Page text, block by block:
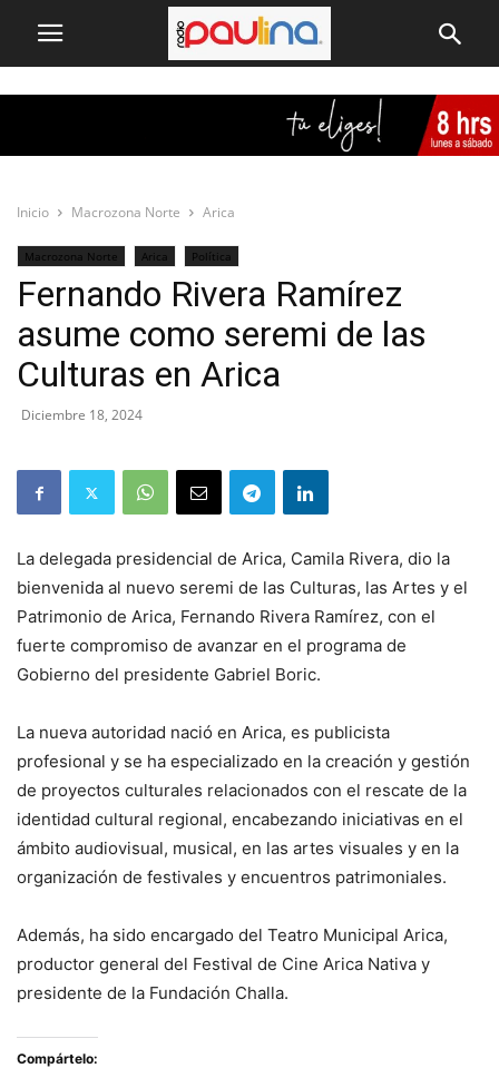
Inicio Macrozona Norte Arica
Macrozona Norte Arica Política
Fernando Rivera Ramírez
asume como seremi de las
Culturas en Arica
Diciembre 18, 2024
La delegada presidencial de Arica, Camila Rivera, dio la
bienvenida al nuevo seremi de las Culturas, las Artes y el
Patrimonio de Arica, Fernando Rivera Ramírez, con el
fuerte compromiso de avanzar en el programa de
Gobierno del presidente Gabriel Boric.
La nueva autoridad nació en Arica, es publicista
profesional y se ha especializado en la creación y gestión
de proyectos culturales relacionados con el rescate de la
identidad cultural regional, encabezando iniciativas en el
ámbito audiovisual, musical, en las artes visuales y en la
organización de festivales y encuentros patrimoniales.
Además, ha sido encargado del Teatro Municipal Arica,
productor general del Festival de Cine Arica Nativa y
presidente de la Fundación Challa.
Compártelo: